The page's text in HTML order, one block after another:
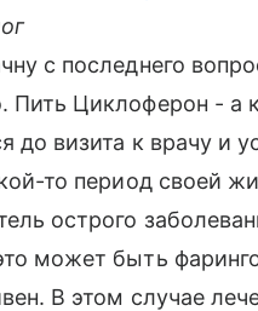
с последнего
Пить Циклоферон - а
до визита к врачу и
то период своей
острого
может быть
В этом случае